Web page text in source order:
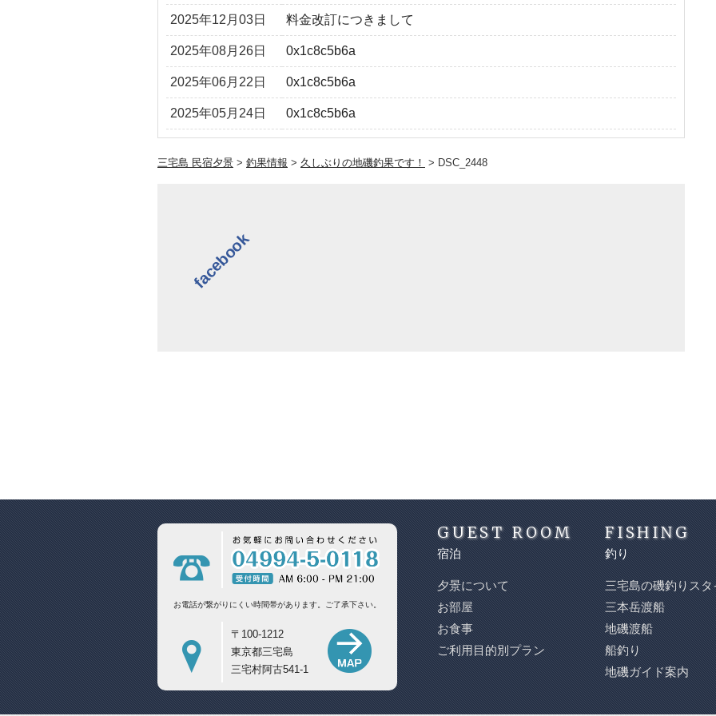
2025年12月03日 料金改訂につきまして
2025年08月26日 0x1c8c5b6a
2025年06月22日 0x1c8c5b6a
2025年05月24日 0x1c8c5b6a
三宅島 民宿夕景 > 釣果情報 > 久しぶりの地磯釣果です！ > DSC_2448
facebook
お電話が繋がりにくい時間帯があります。 ご了承下さい。
〒100-1212
東京都三宅島
三宅村阿古541-1
GUEST ROOM
宿泊
夕景について
お部屋
お食事
ご利用目的別プラン
FISHING
釣り
三宅島の磯釣りスタ
三本岳渡船
地磯渡船
船釣り
地磯ガイド案内